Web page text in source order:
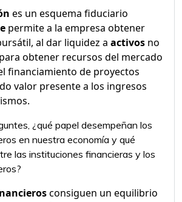
es un esquema fiduciario
permite a la empresa obtener
al dar liquidez a activos no
obtener recursos del mercado
financiamiento de proyectos
valor presente a los ingresos
¿qué papel desempeñan los
en nuestra economía y qué
las instituciones financieras y los
consiguen un equilibrio